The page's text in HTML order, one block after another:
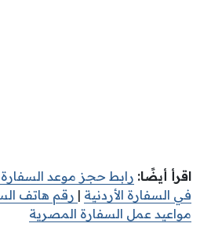
اقرأ أيضًا: رابط حجز موعد السفارة
في السفارة الأردنية | رقم هاتف
مواعيد عمل السفارة المصرية